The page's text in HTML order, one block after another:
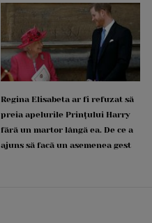
Regina Elisabeta ar fi refuzat să
preia apelurile Prințului Harry
fără un martor lângă ea. De ce a
ajuns să facă un asemenea gest